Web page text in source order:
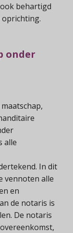
behartigd
oprichting.
onder
alle
In dit
vennoten alle
en
de notaris is
De notaris